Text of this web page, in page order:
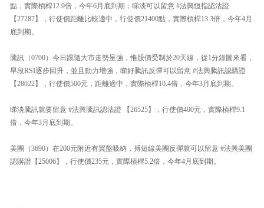
點，實際槓桿12.9倍，今年6月底到期；睇淡可以留意 #法興恒指認沽證
【27287】，行使價距離比較適中，行使價21400點，實際槓桿13.3倍，今年4月
底到期。
騰訊（0700）今日跟隨大市走勢呈強，惟股價受制於20天線，從1分鐘圖來看，
早段RSI逐步回升，並且動力增強，睇好騰訊反彈可以留意 #法興騰訊認購證
【28022】，行使價500元，距離適中，實際槓桿10.4倍，今年3月底到期。
睇淡騰訊就要留意 #法興騰訊認沽證 【26525】，行使價400元，實際槓桿9.1
倍，今年3月底到期。
美團（3690）在200元附近有買盤吸納，搏短線美團反彈就可以留意 #法興美團
認購證【25006】，行使價235元，實際槓桿5.2倍，今年4月底到期。